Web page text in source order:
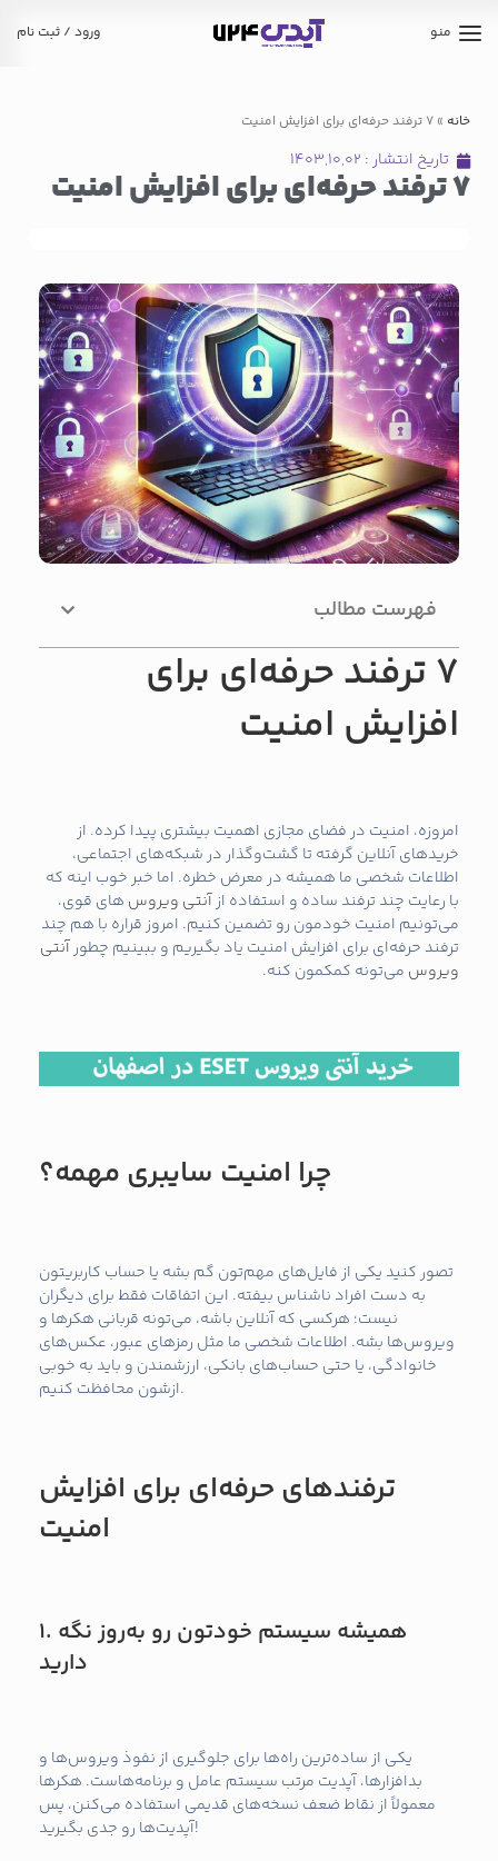
منو ورود / ثبت نام
خانه » 7 ترفند حرفه‌ای برای افزایش امنیت
تاریخ انتشار : ۱۴۰۳,۱۰,۰۲
7 ترفند حرفه‌ای برای افزایش امنیت
فهرست مطالب
7 ترفند حرفه‌ای برای
افزایش امنیت
امروزه، امنیت در فضای مجازی اهمیت بیشتری پیدا کرده. از
خریدهای آنلاین گرفته تا گشت‌وگذار در شبکه‌های اجتماعی،
اطلاعات شخصی ما همیشه در معرض خطره. اما خبر خوب اینه که
با رعایت چند ترفند ساده و استفاده ازآنتی ویروس های قوی،
می‌تونیم امنیت خودمون رو تضمین کنیم. امروز قراره با هم چند
ترفند حرفه‌ای برای افزایش امنیت یاد بگیریم و ببینیم چطورآنتی
ویروس می‌تونه کمکمون کنه.
چرا امنیت سایبری مهمه؟
تصور کنید یکی از فایل‌های مهم‌تون گم بشه یا حساب کاربریتون
به دست افراد ناشناس بیفته. این اتفاقات فقط برای دیگران
نیست؛ هرکسی که آنلاین باشه، می‌تونه قربانی هکرها و
ویروس‌ها بشه. اطلاعات شخصی ما مثل رمزهای عبور، عکس‌های
خانوادگی، یا حتی حساب‌های بانکی، ارزشمندن و باید به خوبی
ازشون محافظت کنیم.
ترفندهای حرفه‌ای برای افزایش
امنیت
1. همیشه سیستم خودتون رو به‌روز نگه
دارید
یکی از ساده‌ترین راه‌ها برای جلوگیری از نفوذ ویروس‌ها و
بدافزارها، آپدیت مرتب سیستم عامل و برنامه‌هاست. هکرها
معمولاً از نقاط ضعف نسخه‌های قدیمی استفاده می‌کنن، پس
آپدیت‌ها رو جدی بگیرید!